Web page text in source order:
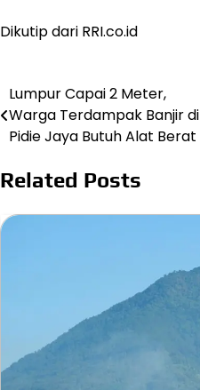
Dikutip dari RRI.co.id
Post
navigation
Lumpur Capai 2 Meter,
Warga Terdampak Banjir di
Pidie Jaya Butuh Alat Berat
Related Posts